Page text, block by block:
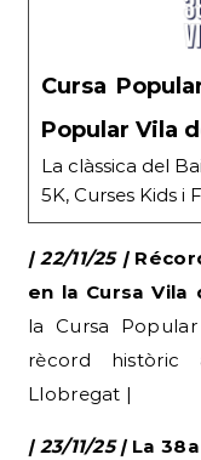
Cursa
Popular Vila
La clàssica del
5K, Curses Kids i
| 22/11/25 |
en la Cursa Vila
la Cursa
rècord històric
Llobregat |
| 23/11/25 |La